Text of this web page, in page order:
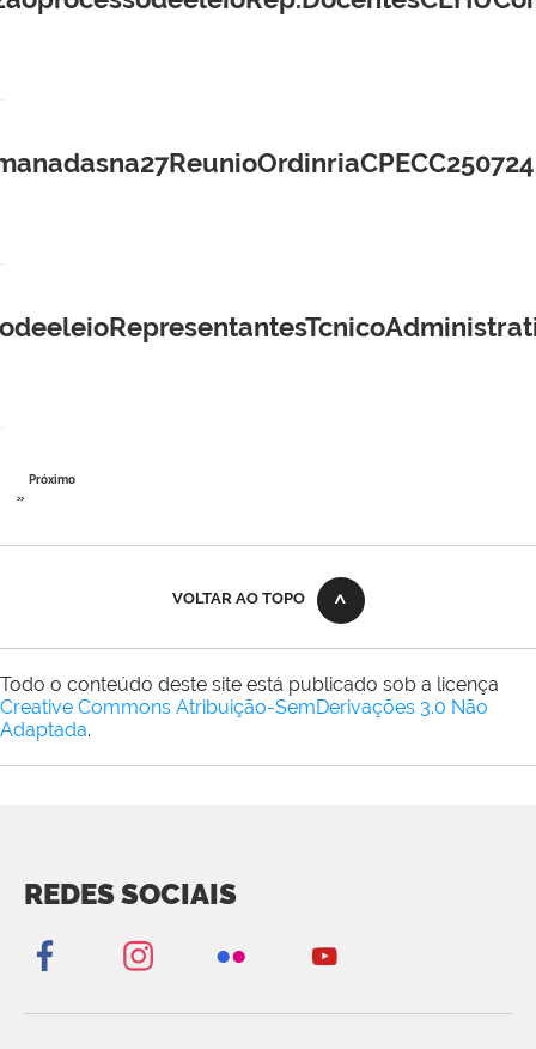
Próximo
»
VOLTAR AO TOPO
Todo o conteúdo deste site está publicado sob a licença
Creative Commons Atribuição-SemDerivações 3.0 Não
Adaptada.
REDES SOCIAIS